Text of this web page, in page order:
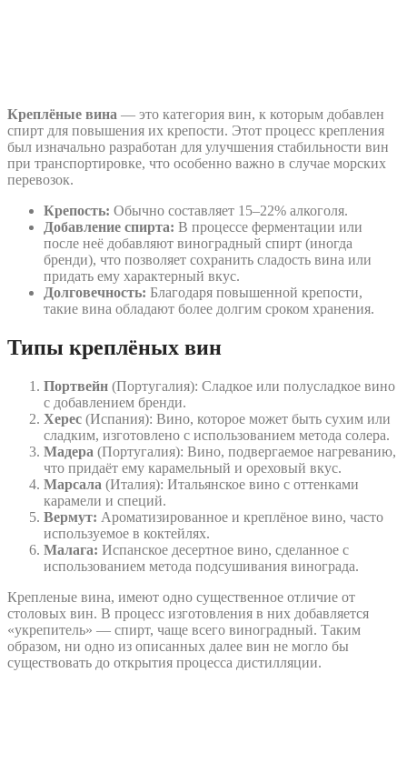
Креплёные вина — это категория вин, к которым добавлен
спирт для повышения их крепости. Этот процесс крепления
был изначально разработан для улучшения стабильности вин
при транспортировке, что особенно важно в случае морских
перевозок.
Крепость: Обычно составляет 15–22% алкоголя.
Добавление спирта: В процессе ферментации или
после неё добавляют виноградный спирт (иногда
бренди), что позволяет сохранить сладость вина или
придать ему характерный вкус.
Долговечность: Благодаря повышенной крепости,
такие вина обладают более долгим сроком хранения.
Типы креплёных вин
Портвейн (Португалия): Сладкое или полусладкое вино
с добавлением бренди.
Херес (Испания): Вино, которое может быть сухим или
сладким, изготовлено с использованием метода солера.
Мадера (Португалия): Вино, подвергаемое нагреванию,
что придаёт ему карамельный и ореховый вкус.
Марсала (Италия): Итальянское вино с оттенками
карамели и специй.
Вермут: Ароматизированное и креплёное вино, часто
используемое в коктейлях.
Малага: Испанское десертное вино, сделанное с
использованием метода подсушивания винограда.
Крепленые вина, имеют одно существенное отличие от
столовых вин. В процесс изготовления в них добавляется
«укрепитель» — спирт, чаще всего виноградный. Таким
образом, ни одно из описанных далее вин не могло бы
существовать до открытия процесса дистилляции.